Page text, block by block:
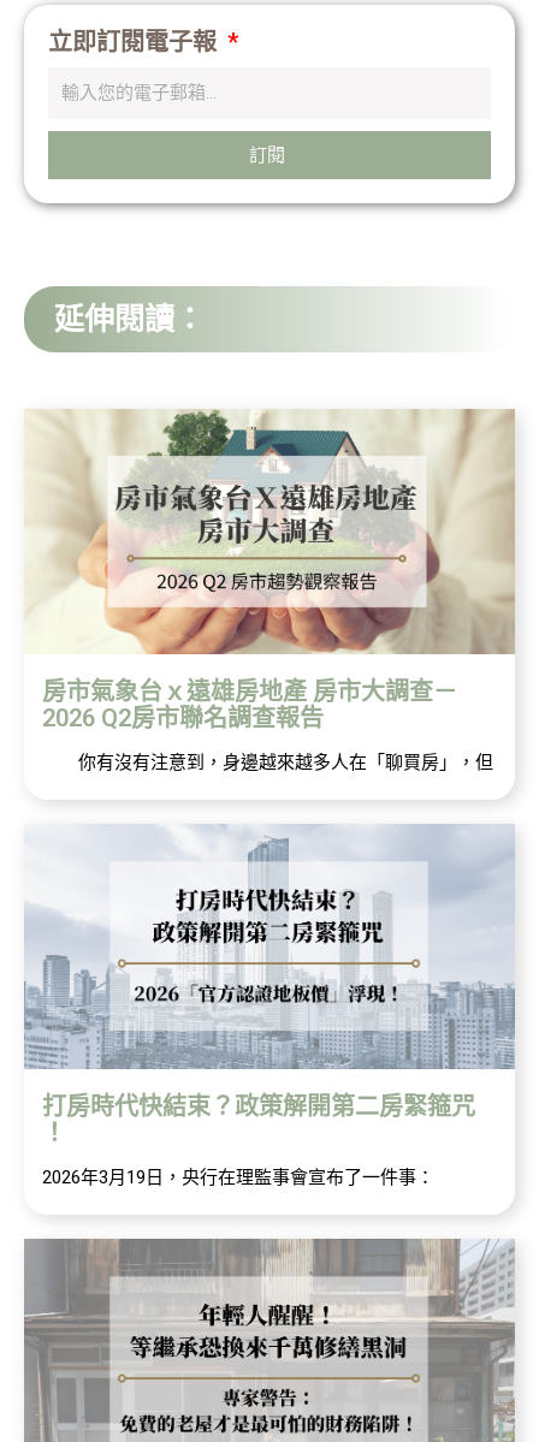
立即訂閱電子報
訂閱
延伸閱讀：
房市氣象台ｘ遠雄房地產 房市大調查－
2026 Q2房市聯名調查報告
你有沒有注意到，身邊越來越多人在「聊買房」，但
打房時代快結束？政策解開第二房緊箍咒
！
2026年3月19日，央行在理監事會宣布了一件事：